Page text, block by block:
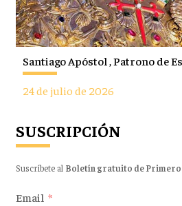
Santiago Apóstol , Patrono de
24 de julio de 2026
SUSCRIPCIÓN
Suscríbete al Boletín gratuito de
Email